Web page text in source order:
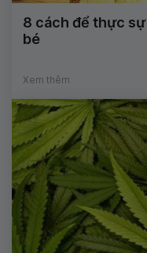
8 cách để thực
bé
Xem thêm